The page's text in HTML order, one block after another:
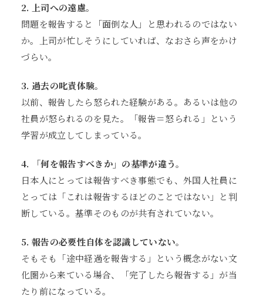
2. 上司への遠慮。
問題を報告すると「面倒な人」と思われるのではない
か。上司が忙しそうにしていれば、なおさら声をかけ
づらい。
3. 過去の叱責体験。
以前、報告したら怒られた経験がある。あるいは他の
社員が怒られるのを見た。「報告＝怒られる」という
学習が成立してしまっている。
4. 「何を報告すべきか」の基準が違う。
日本人にとっては報告すべき事態でも、外国人社員に
とっては「これは報告するほどのことではない」と判
断している。基準そのものが共有されていない。
5. 報告の必要性自体を認識していない。
そもそも「途中経過を報告する」という概念がない文
化圏から来ている場合、「完了したら報告する」が当
たり前になっている。